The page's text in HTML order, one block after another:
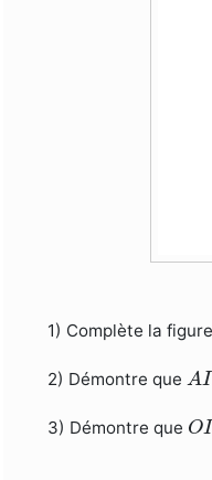
1) Complète la figure
2) Démontre queAI
A I
3) Démontre que OI
OI